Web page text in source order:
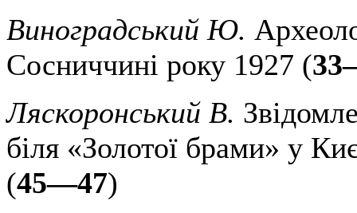
Виноградський Ю.
Сосниччині року 1927 (
Ляскоронський В.
біля «Золотої брами» у
(45—47)